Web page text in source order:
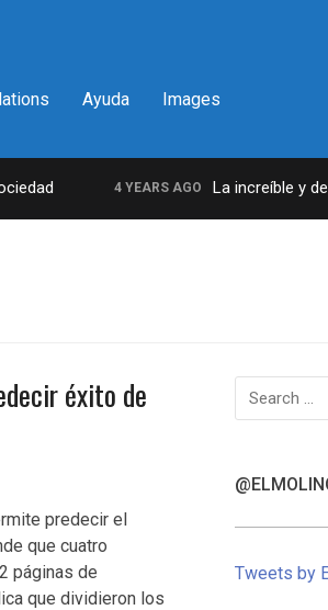
Ayuda Images
4 YEARS AGO La increíble y
éxito de
predecir el
que cuatro
páginas de
que dividieron los
Search
for:
Tweets by